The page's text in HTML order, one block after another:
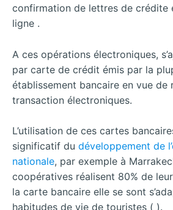
confirmation de lettres de crédite
ligne .
A ces opérations électroniques,
par carte de crédit émis par la
établissement bancaire en vue de
transaction électroniques.
L’utilisation de ces cartes
significatif du développement de
nationale, par exemple à
coopératives réalisent 80% de
la carte bancaire elle se sont
habitudes de vie de touristes ( ).